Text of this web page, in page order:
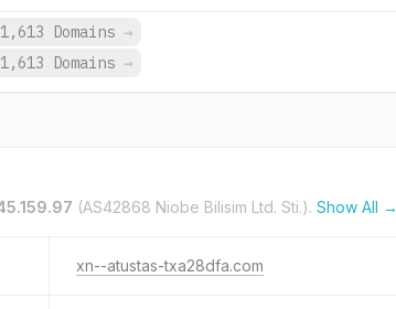
Domains →
Domains →
(AS42868 Niobe Bilisim Ltd. Sti.). Show All →
xn--atustas-txa28dfa.com